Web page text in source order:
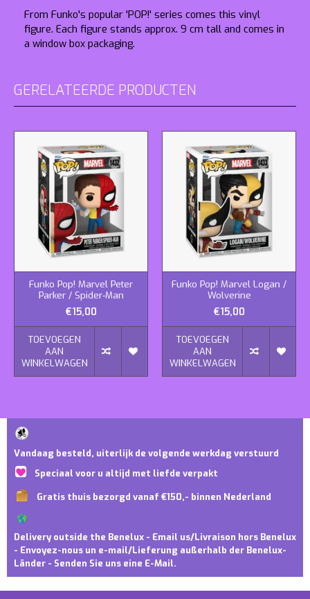
From Funko's popular 'POP!' series comes this vinyl
figure. Each figure stands approx. 9 cm tall and comes in
a window box packaging.
GERELATEERDE PRODUCTEN
Funko Pop! Marvel Peter
Parker / Spider-Man
€15,00
TOEVOEGEN
AAN
WINKELWAGEN
Funko Pop! Marvel Logan /
Wolverine
€15,00
TOEVOEGEN
AAN
WINKELWAGEN
Vandaag besteld, uiterlijk de volgende werkdag verstuurd
Speciaal voor u altijd met liefde verpakt
Gratis thuis bezorgd vanaf €150,- binnen Nederland
Delivery outside the Benelux - Email us/Livraison hors Benelux
- Envoyez-nous un e-mail/Lieferung außerhalb der Benelux-
Länder - Senden Sie uns eine E-Mail.